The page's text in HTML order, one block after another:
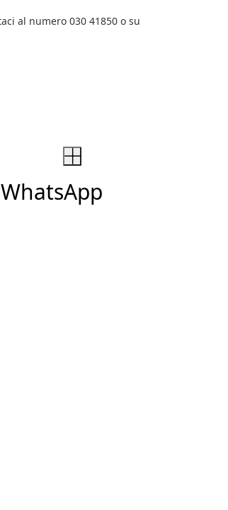
+
WhatsApp